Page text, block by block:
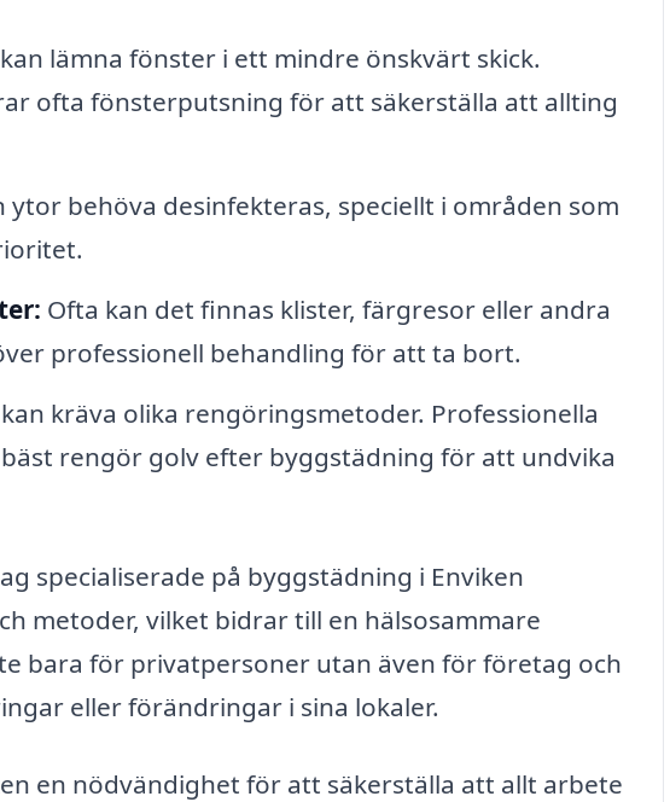
lämna fönster i ett mindre önskvärt skick.
ofta fönsterputsning för att säkerställa att allting
ytor behöva desinfekteras, speciellt i områden som
Ofta kan det finnas klister, färgresor eller andra
professionell behandling för att ta bort.
kräva olika rengöringsmetoder. Professionella
rengör golv efter byggstädning för att undvika
specialiserade på byggstädning i Enviken
metoder, vilket bidrar till en hälsosammare
bara för privatpersoner utan även för företag och
eller förändringar i sina lokaler.
en nödvändighet för att säkerställa att allt arbete